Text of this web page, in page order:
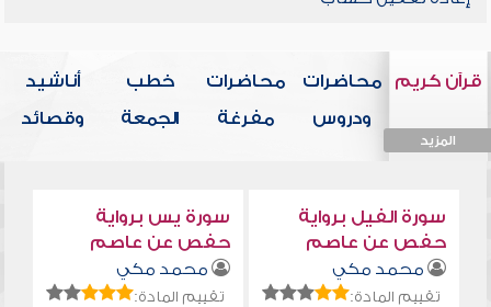
قرآن كريم
المزيد
محاضرات
ودروس
محاضرات
مفرغة
خطب
الجمعة
أناشيد
وقصائد
سورة الفيل برواية
حفص عن عاصم
محمد مكي
تقييم المادة:
سورة يس برواية
حفص عن عاصم
محمد مكي
تقييم المادة: